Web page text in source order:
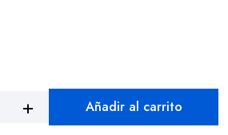
Añadir al carrito